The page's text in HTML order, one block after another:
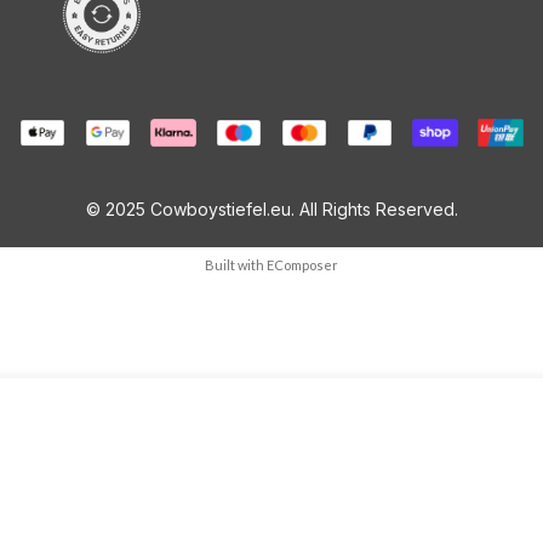
© 2025 Cowboystiefel.eu. All Rights Reserved.
Built with EComposer